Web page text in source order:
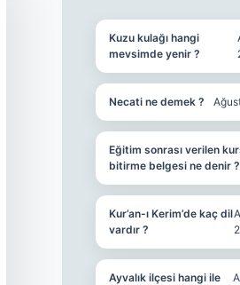
Kuzu kulağı hangi
mevsimde yenir ?
Necati ne demek ?
Eğitim sonrası verilen
bitirme belgesi ne denir ?
Kur’an-ı Kerim’de kaç dil
vardır ?
Ayvalık ilçesi hangi ile